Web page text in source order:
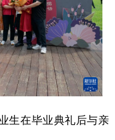
在毕业典礼后与亲